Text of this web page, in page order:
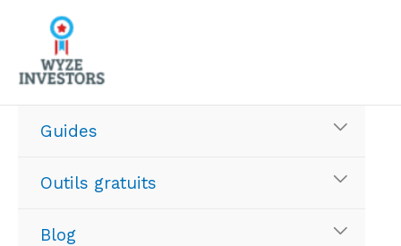
contenu
Guides
Outils gratuits
Blog